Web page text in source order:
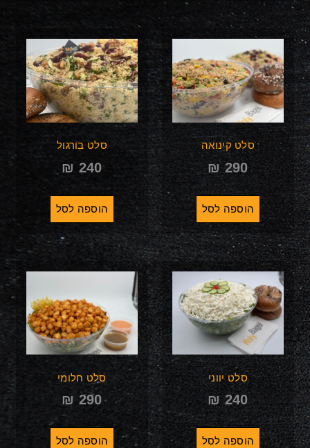
סלט קינואה
₪ 290
הוספה לסל
סלט בורגול
₪ 240
הוספה לסל
סלט יווני
₪240
הוספה לסל
סלט חלומי
₪ 290
הוספה לסל